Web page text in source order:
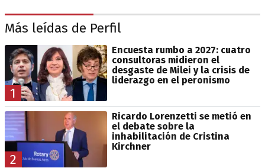
Más leídas de Perfil
1
Encuesta rumbo a 2027: cuatro
consultoras midieron el
desgaste de Milei y la crisis de
liderazgo en el peronismo
2
Ricardo Lorenzetti se metió en
el debate sobre la
inhabilitación de Cristina
Kirchner